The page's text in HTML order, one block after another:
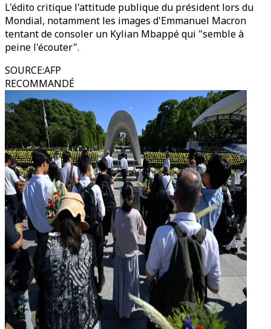
L'édito critique l'attitude publique du président lors du
Mondial, notamment les images d'Emmanuel Macron
tentant de consoler un Kylian Mbappé qui "semble à
peine l'écouter".
SOURCE:AFP
RECOMMANDÉ